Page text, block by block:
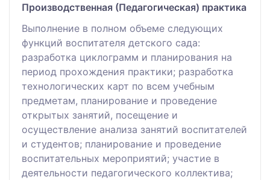
Производственная (Педагогическая) практика
Выполнение в полном объеме следующих
функций воспитателя детского сада:
разработка циклограмм и планирования на
период прохождения практики; разработка
технологических карт по всем учебным
предметам, планирование и проведение
открытых занятий, посещение и
осуществление анализа занятий воспитателей
и студентов; планирование и проведение
воспитательных мероприятий; участие в
деятельности педагогического коллектива;